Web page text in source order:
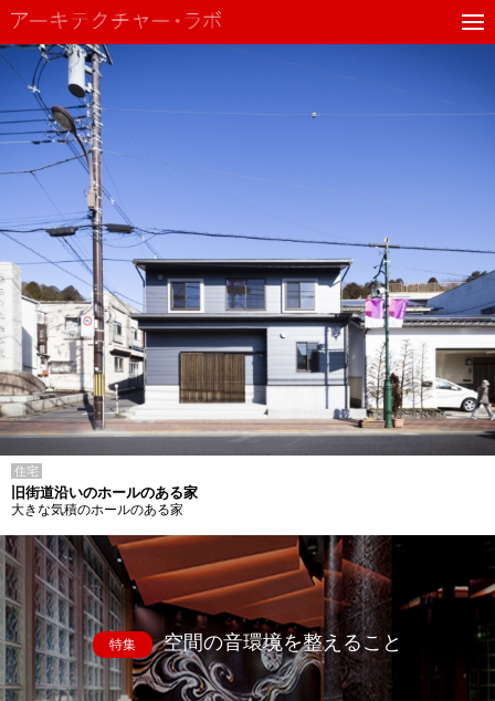
住宅
旧街道沿いのホールのある家
大きな気積のホールのある家
特集 空間の音環境を整えること